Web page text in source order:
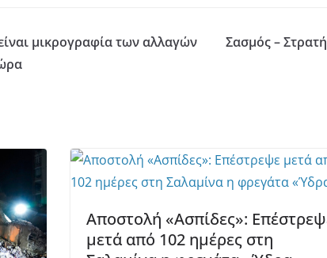
μικρογραφία των αλλαγών
Σασμός –
Αποστολή «Ασπίδες»:
μετά από 102 ημέρες στη